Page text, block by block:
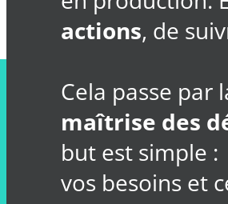
actions, de
Cela passe par
maîtrise des
but est simple :
vos besoins et